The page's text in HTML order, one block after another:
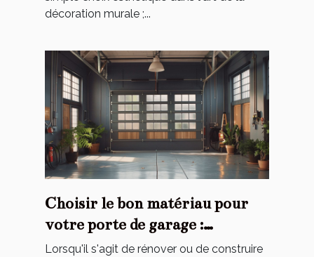
décoration murale ;...
Choisir le bon matériau pour
votre porte de garage :
avantages et inconvénients
Lorsqu'il s'agit de rénover ou de construire